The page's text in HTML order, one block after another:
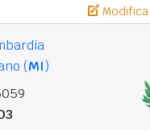
Modifica
(MI)